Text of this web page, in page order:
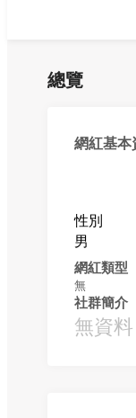
總覽
網紅基本
性別
男
網紅類型
無
社群簡介
無資料